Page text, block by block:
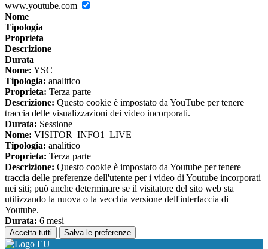
www.youtube.com
Nome
Tipologia
Proprieta
Descrizione
Durata
Nome: YSC
Tipologia: analitico
Proprieta: Terza parte
Descrizione: Questo cookie è impostato da YouTube per tenere
traccia delle visualizzazioni dei video incorporati.
Durata: Sessione
Nome: VISITOR_INFO1_LIVE
Tipologia: analitico
Proprieta: Terza parte
Descrizione: Questo cookie è impostato da Youtube per tenere
traccia delle preferenze dell'utente per i video di Youtube incorporati
nei siti; può anche determinare se il visitatore del sito web sta
utilizzando la nuova o la vecchia versione dell'interfaccia di
Youtube.
Durata: 6 mesi
Accetta tutti Salva le preferenze